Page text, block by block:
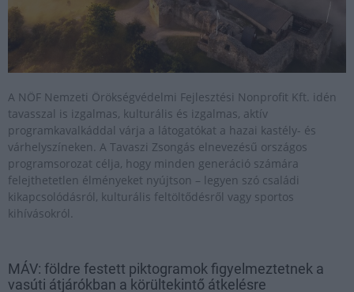
A NÖF Nemzeti Örökségvédelmi Fejlesztési Nonprofit Kft. idén
tavasszal is izgalmas, kulturális és izgalmas, aktív
programkavalkáddal várja a látogatókat a hazai kastély- és
várhelyszíneken. A Tavaszi Zsongás elnevezésű országos
programsorozat célja, hogy minden generáció számára
felejthetetlen élményeket nyújtson – legyen szó családi
kikapcsolódásról, kulturális feltöltődésről vagy sportos
kihívásokról.
MÁV: földre festett piktogramok figyelmeztetnek a
vasúti átjárókban a körültekintő átkelésre